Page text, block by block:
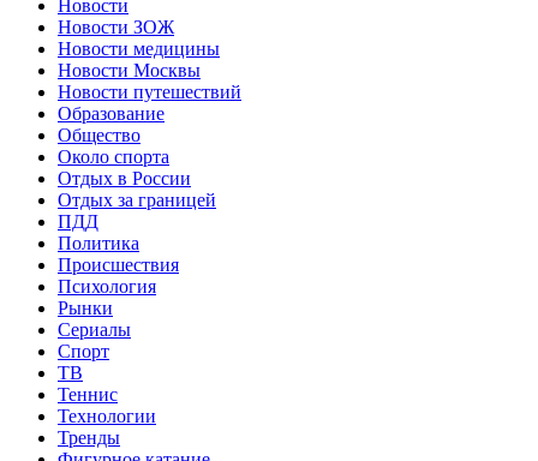
Новости
Новости ЗОЖ
Новости медицины
Новости Москвы
Новости путешествий
Образование
Общество
Около спорта
Отдых в России
Отдых за границей
ПДД
Политика
Происшествия
Психология
Рынки
Сериалы
Спорт
ТВ
Теннис
Технологии
Тренды